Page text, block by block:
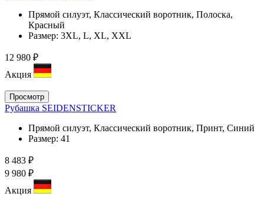
Прямой силуэт, Классический воротник, Полоска,
Красный
Размер: 3XL, L, XL, XXL
12 980 ₽
Акция
Просмотр
Рубашка SEIDENSTICKER
Прямой силуэт, Классический воротник, Принт, Синий
Размер: 41
8 483 ₽
9 980 ₽
Акция